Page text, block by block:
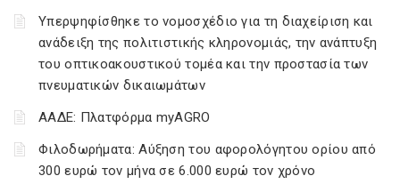
Υπερψηφίσθηκε το νομοσχέδιο για τη διαχείριση και
ανάδειξη της πολιτιστικής κληρονομιάς, την ανάπτυξη
του οπτικοακουστικού τομέα και την προστασία των
πνευματικών δικαιωμάτων
ΑΑΔΕ: Πλατφόρμα myAGRO
Φιλοδωρήματα: Αύξηση του αφορολόγητου ορίου από
300 ευρώ τον μήνα σε 6.000 ευρώ τον χρόνο